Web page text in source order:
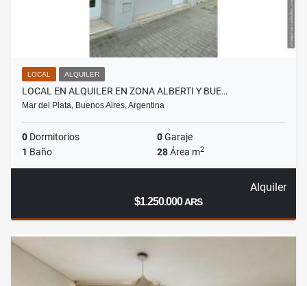
LOCAL ALQUILER
LOCAL EN ALQUILER EN ZONA ALBERTI Y BUE…
Mar del Plata, Buenos Aires, Argentina
0 Dormitorios 0Garaje
1 Baño 28Área m2
Alquiler
$1.250.000ARS